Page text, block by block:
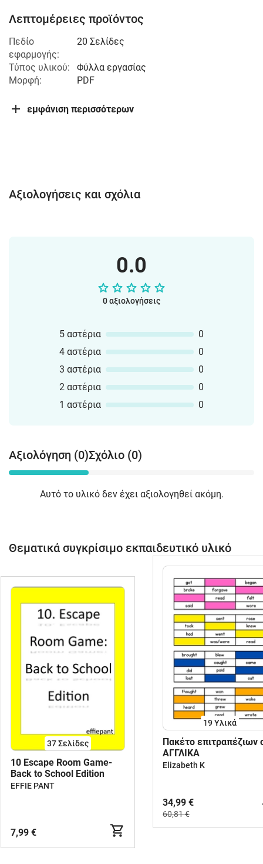
Λεπτομέρειες προϊόντος
Πεδίο
εφαρμογής:
20 Σελίδες
Τύπος υλικού:
Φύλλα εργασίας
Μορφή:
PDF
εμφάνιση περισσότερων
Αξιολογήσεις και σχόλια
0.0
0 αξιολογήσεις
5 αστέρια
0
4 αστέρια
0
3 αστέρια
0
2 αστέρια
0
1 αστέρια
0
Αξιολόγηση (0)Σχόλιο (0)
Αυτό το υλικό δεν έχει αξιολογηθεί ακόμη.
Θεματικά συγκρίσιμο εκπαιδευτικό υλικό
37Σελίδες
10 Escape Room Game-
Back to School Edition
EFFIE PANT
7,99 €
19 Υλικά
Πακέτο επιτραπέζιων
ΑΓΓΛΙΚΑ
Elizabeth K
34,99 €
60,81 €